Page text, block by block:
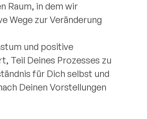
Raum, in dem wir
Wege zur Veränderung
und positive
Teil Deines Prozesses zu
für Dich selbst und
Deinen Vorstellungen